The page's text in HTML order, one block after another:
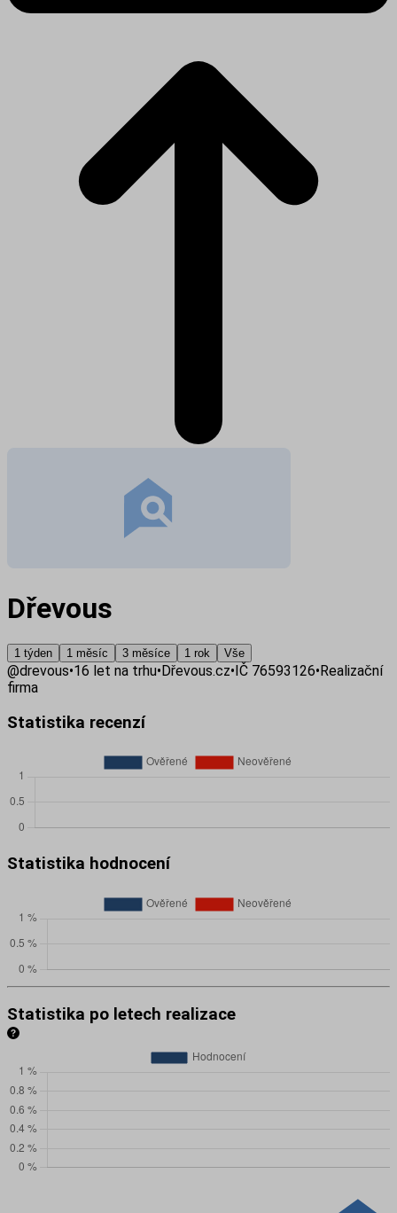
Dřevous
1 týden 1 měsíc 3 měsíce 1 rok Vše
@drevous•16 let na trhu•Dřevous.cz•IČ 76593126•Realizační
firma
Statistika recenzí
Statistika hodnocení
Statistika po letech realizace